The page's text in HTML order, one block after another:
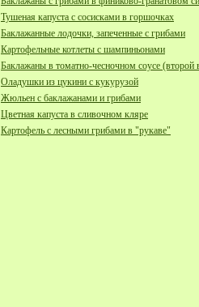
Тушеная капуста с сосисками в горшочках
Баклажанные лодочки, запеченные с грибами
Картофельные котлеты с шампиньонами
Баклажаны в томатно-чесночном соусе (второй
Оладушки из цукини с кукурузой
Жюльен с баклажанами и грибами
Цветная капуста в сливочном кляре
Картофель с лесными грибами в "рукаве"